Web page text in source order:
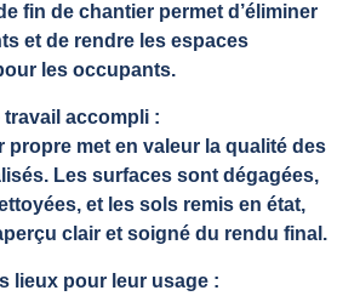
fin de chantier permet d’éliminer
et de rendre les espaces
les occupants.
travail accompli :
propre met en valeur la qualité des
Les surfaces sont dégagées,
et les sols remis en état,
clair et soigné du rendu final.
lieux pour leur usage :